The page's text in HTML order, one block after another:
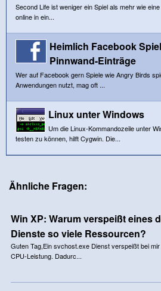
Second Life ist weniger ein Spiel als mehr wie
online in ein...
Heimlich Facebook
Pinnwand-Einträge
Wer auf Facebook gern Spiele wie Angry Birds
Anwendungen nutzt, mag oft ...
Linux unter Windows
Um die Linux-Kommandozeile unter
testen zu können, hilft Cygwin. Die...
Ähnliche Fragen:
Win XP: Warum verspeißt eines
Dienste so viele Ressourcen?
Guten Tag,Ein svchost.exe Dienst verspeißt bei
CPU-Leistung. Dadurc...